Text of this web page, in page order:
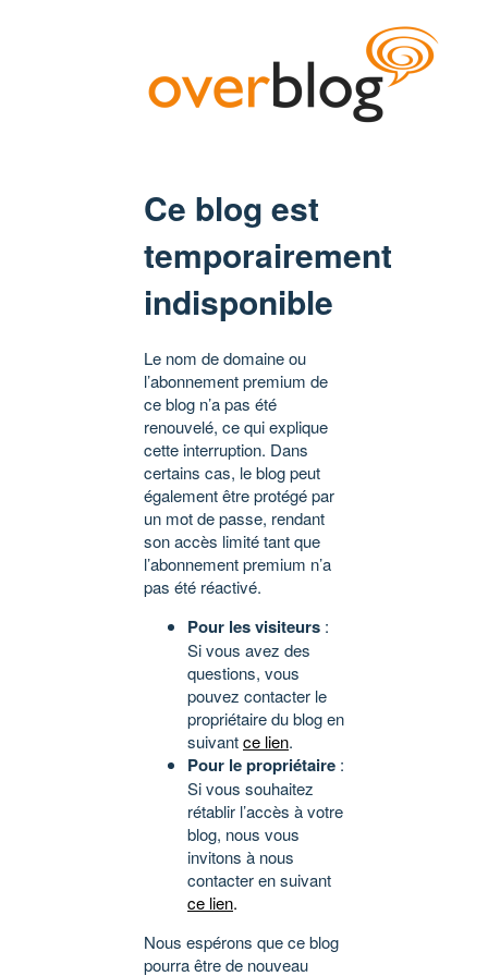
Ce blog est
temporairement
indisponible
Le nom de domaine ou
l’abonnement premium de
ce blog n’a pas été
renouvelé, ce qui explique
cette interruption. Dans
certains cas, le blog peut
également être protégé par
un mot de passe, rendant
son accès limité tant que
l’abonnement premium n’a
pas été réactivé.
Pour les visiteurs :
Si vous avez des
questions, vous
pouvez contacter le
propriétaire du blog en
suivantce lien.
Pour le propriétaire :
Si vous souhaitez
rétablir l’accès à votre
blog, nous vous
invitons à nous
contacter en suivant
ce lien.
Nous espérons que ce blog
pourra être de nouveau